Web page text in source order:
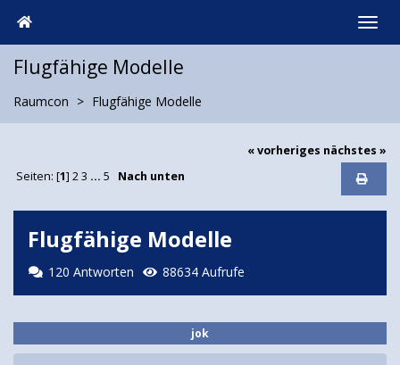
Flugfähige Modelle
Raumcon Flugfähige Modelle
« vorheriges nächstes »
Seiten: [1] 2 3 ... 5 Nach unten
Flugfähige Modelle
120 Antworten 88634 Aufrufe
jok